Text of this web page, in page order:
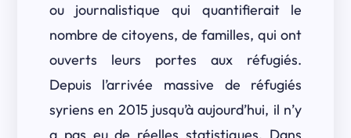
ou journalistique qui quantifierait le
nombre de citoyens, de familles, qui ont
ouverts leurs portes aux réfugiés.
Depuis l’arrivée massive de réfugiés
syriens en 2015 jusqu’à aujourd’hui, il n’y